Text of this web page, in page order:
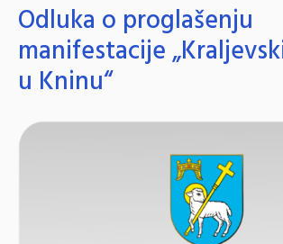
Odluka o proglašenju
manifestacije
u Kninu“